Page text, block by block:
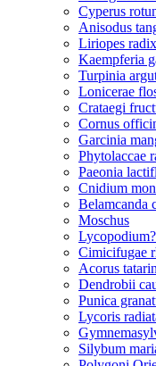
Cyperus
Anisodus
Liriopes radix
Kaempferia
Turpinia
Lonicerae
Crataegi
Cornus
Garcinia
Phytolaccae
Paeonia
Cnidium
Belamcanda
Moschus
Cimicifugae
Acorus
Dendrobii
Punica
Lycoris
Silybum